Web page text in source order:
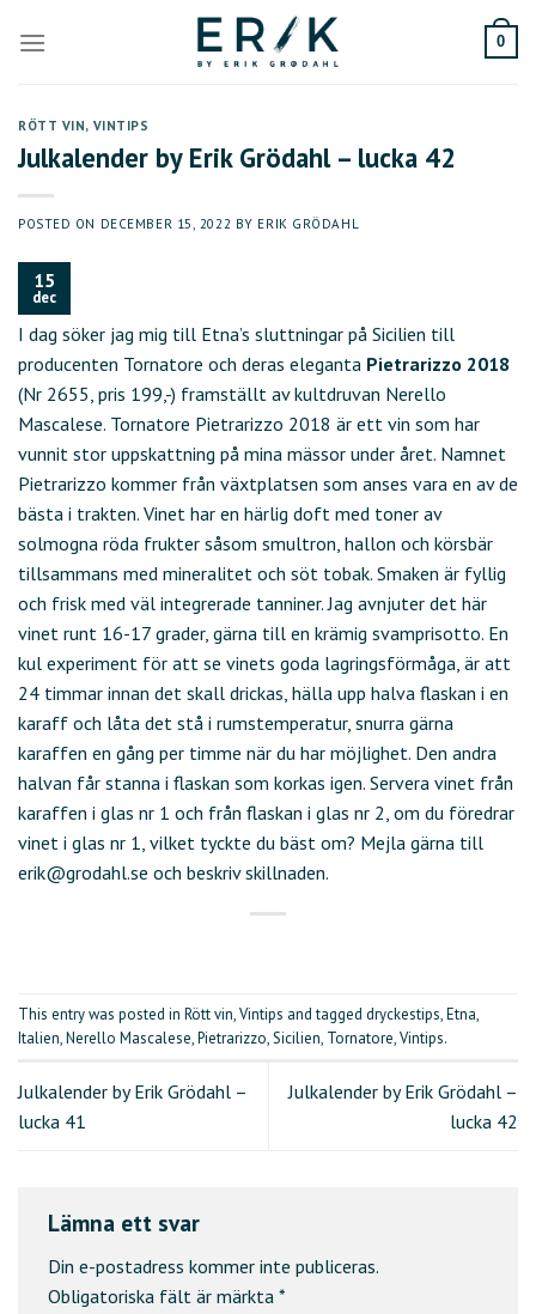
0
RÖTT VIN, VINTIPS
Julkalender by Erik Grödahl – lucka 42
POSTED ON DECEMBER 15, 2022 BY ERIK GRÖDAHL
15
dec
I dag söker jag mig till Etna’s sluttningar på Sicilien till
producenten Tornatore och deras eleganta Pietrarizzo 2018
(Nr 2655, pris 199,-) framställt av kultdruvan Nerello
Mascalese. Tornatore Pietrarizzo 2018 är ett vin som har
vunnit stor uppskattning på mina mässor under året. Namnet
Pietrarizzo kommer från växtplatsen som anses vara en av de
bästa i trakten. Vinet har en härlig doft med toner av
solmogna röda frukter såsom smultron, hallon och körsbär
tillsammans med mineralitet och söt tobak. Smaken är fyllig
och frisk med väl integrerade tanniner. Jag avnjuter det här
vinet runt 16-17 grader, gärna till en krämig svamprisotto. En
kul experiment för att se vinets goda lagringsförmåga, är att
24 timmar innan det skall drickas, hälla upp halva flaskan i en
karaff och låta det stå i rumstemperatur, snurra gärna
karaffen en gång per timme när du har möjlighet. Den andra
halvan får stanna i flaskan som korkas igen. Servera vinet från
karaffen i glas nr 1 och från flaskan i glas nr 2, om du föredrar
vinet i glas nr 1, vilket tyckte du bäst om? Mejla gärna till
erik@grodahl.se och beskriv skillnaden.
This entry was posted in Rött vin,Vintips and tagged dryckestips,Etna,
Italien,Nerello Mascalese,Pietrarizzo,Sicilien, Tornatore,Vintips.
Julkalender by Erik Grödahl –
lucka 41
Julkalender by Erik Grödahl –
lucka 42
Lämna ett svar
Din e-postadress kommer inte publiceras.
Obligatoriska fält är märkta *